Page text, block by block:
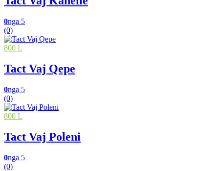
0nga 5
(0)
800 L
Tact Vaj Qepe
0nga 5
(0)
800 L
Tact Vaj Poleni
0nga 5
(0)